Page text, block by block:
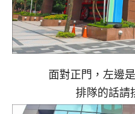
面對正門，左邊
排隊的話請